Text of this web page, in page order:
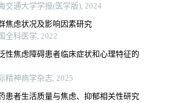
交通大学学报(医学版), 2024
焦虑状况及影响因素研究
全科医学, 2022
性焦虑障碍患者临床症状和心理特征的
精神病学杂志, 2025
患者生活质量与焦虑、抑郁相关性研究